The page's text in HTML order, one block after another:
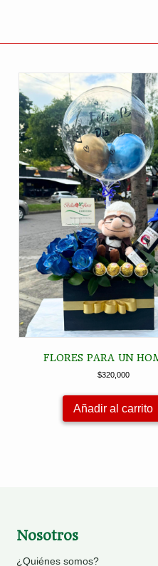
FLORES PARA UN
$320,000
Añadir al carrito
Nosotros
¿Quiénes somos?